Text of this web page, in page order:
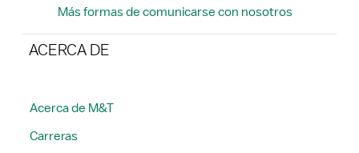
Más formas de comunicarse con nosotros
ACERCA DE
Acerca de M&T
Carreras